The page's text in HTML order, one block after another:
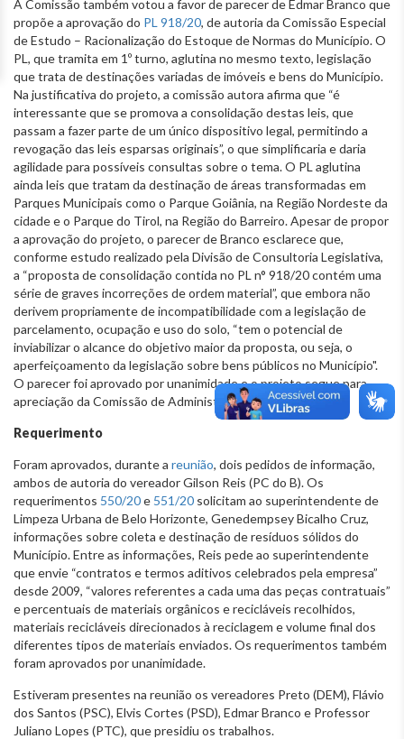
A Comissão também votou a favor de parecer de Edmar Branco que
propõe a aprovação do PL 918/20, de autoria da Comissão Especial
de Estudo – Racionalização do Estoque de Normas do Município. O
PL, que tramita em 1º turno, aglutina no mesmo texto, legislação
que trata de destinações variadas de imóveis e bens do Município.
Na justificativa do projeto, a comissão autora afirma que “é
interessante que se promova a consolidação destas leis, que
passam a fazer parte de um único dispositivo legal, permitindo a
revogação das leis esparsas originais”, o que simplificaria e daria
agilidade para possíveis consultas sobre o tema. O PL aglutina
ainda leis que tratam da destinação de áreas transformadas em
Parques Municipais como o Parque Goiânia, na Região Nordeste da
cidade e o Parque do Tirol, na Região do Barreiro. Apesar de propor
a aprovação do projeto, o parecer de Branco esclarece que,
conforme estudo realizado pela Divisão de Consultoria Legislativa,
a “proposta de consolidação contida no PL n° 918/20 contém uma
série de graves incorreções de ordem material”, que embora não
derivem propriamente de incompatibilidade com a legislação de
parcelamento, ocupação e uso do solo, “tem o potencial de
inviabilizar o alcance do objetivo maior da proposta, ou seja, o
aperfeiçoamento da legislação sobre bens públicos no Município".
O parecer foi aprovado por unanimidade e o projeto segue para
apreciação da Comissão de Administração Pública.
Requerimento
Foram aprovados, durante a reunião, dois pedidos de informação,
ambos de autoria do vereador Gilson Reis (PC do B). Os
requerimentos 550/20e 551/20 solicitam ao superintendente de
Limpeza Urbana de Belo Horizonte, Genedempsey Bicalho Cruz,
informações sobre coleta e destinação de resíduos sólidos do
Município. Entre as informações, Reis pede ao superintendente
que envie “contratos e termos aditivos celebrados pela empresa”
desde 2009, “valores referentes a cada uma das peças contratuais”
e percentuais de materiais orgânicos e recicláveis recolhidos,
materiais recicláveis direcionados à reciclagem e volume final dos
diferentes tipos de materiais enviados. Os requerimentos também
foram aprovados por unanimidade.
Estiveram presentes na reunião os vereadores Preto (DEM), Flávio
dos Santos (PSC), Elvis Cortes (PSD), Edmar Branco e Professor
Juliano Lopes (PTC), que presidiu os trabalhos.